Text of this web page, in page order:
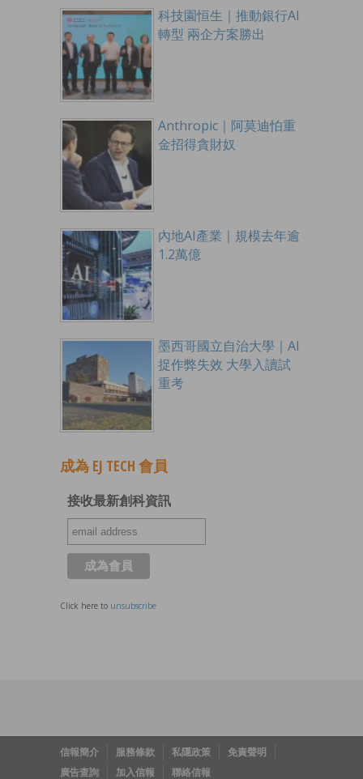
科技園恒生｜推動銀行AI
轉型 兩企方案勝出
Anthropic｜阿莫迪怕重
金招得貪財奴
內地AI產業｜規模去年逾
1.2萬億
墨西哥國立自治大學｜AI
捉作弊失效 大學入讀試
重考
成為 EJ TECH 會員
接收最新創科資訊
Click here to unsubscribe
信報簡介 服務條款 私隱政策
免責聲明
廣告查詢
加入信報 聯絡信報